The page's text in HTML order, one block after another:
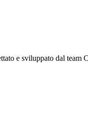
e sviluppato dal team